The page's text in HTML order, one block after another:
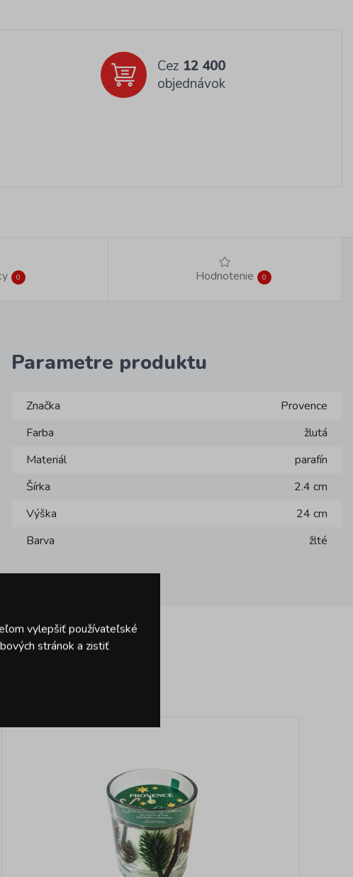
Cez 12 400
objednávok
0 Hodnotenie 0
Parametre produktu
Značka
Provence
Farba
žlutá
Materiál
parafín
Šírka
2.4 cm
Výška
24 cm
Barva
žlté
vylepšiť používateľské
stránok a zistiť